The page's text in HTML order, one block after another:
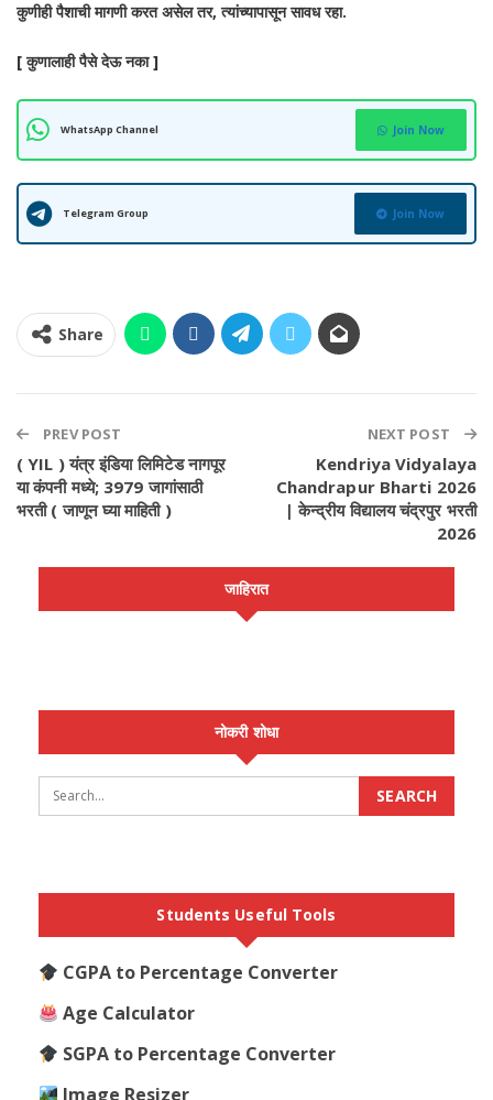
मुलाखत तारीख:16 नोव्हेंबर 2025 ( 11:00 AM ते 03:00 PM ) वाजता
पर्यंत
अर्जुनी/मोर. जि.गोंदिया
01
पात्रता:
अर्ज:
WhatsAppचॅनेल ला जॉइन करा: क्लिक करा
जाहिरात बघा: पाहा
* सेंट्रल गवर्नमेंट जॉब्स –पाहा
* विदर्भातील गवर्नमेंट जॉब्स –
कुणीही पैशाची मागणी करत असेल तर, त्यांच्यापासून सावध रहा.
[ कुणालाही पैसे देऊ नका ]
WhatsApp Channel Join Now
Telegram Group Join Now
Share
PREV POST
( YIL ) यंत्र इंडिया लिमिटेड नागपूर
या कंपनी मध्ये; 3979 जागांसाठी
भरती ( जाणून घ्या माहिती )
NEXT POST
Kendriya Vidyalaya
Chandrapur Bharti 2026
| केन्द्रीय विद्यालय चंद्रपुर भरती
2026
जाहिरात
नोकरी शोधा
Students Useful Tools
CGPA to Percentage Converter
Age Calculator
SGPA to Percentage Converter
Image Resizer